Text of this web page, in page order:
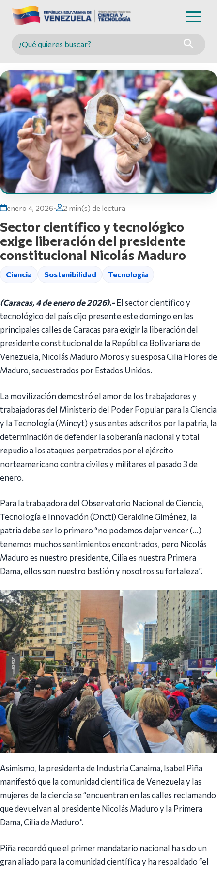
Buscar en MINCYT
enero 4, 2026• 2 min(s) de lectura
Sector científico y tecnológico
exige liberación del presidente
constitucional Nicolás Maduro
Ciencia Sostenibilidad Tecnología
(Caracas, 4 de enero de 2026).-El sector científico y
tecnológico del país dijo presente este domingo en las
principales calles de Caracas para exigir la liberación del
presidente constitucional de la República Bolivariana de
Venezuela, Nicolás Maduro Moros y su esposa Cilia Flores de
Maduro, secuestrados por Estados Unidos.
La movilización demostró el amor de los trabajadores y
trabajadoras del Ministerio del Poder Popular para la Ciencia
y la Tecnología (Mincyt) y sus entes adscritos por la patria, la
determinación de defender la soberanía nacional y total
repudio a los ataques perpetrados por el ejército
norteamericano contra civiles y militares el pasado 3 de
enero.
Para la trabajadora del Observatorio Nacional de Ciencia,
Tecnología e Innovación (Oncti) Geraldine Giménez, la
patria debe ser lo primero “no podemos dejar vencer (…)
tenemos muchos sentimientos encontrados, pero Nicolás
Maduro es nuestro presidente, Cilia es nuestra Primera
Dama, ellos son nuestro bastión y nosotros su fortaleza”.
Asimismo, la presidenta de Industria Canaima, Isabel Piña
manifestó que la comunidad científica de Venezuela y las
mujeres de la ciencia se “encuentran en las calles reclamando
que devuelvan al presidente Nicolás Maduro y la Primera
Dama, Cilia de Maduro”.
Piña recordó que el primer mandatario nacional ha sido un
gran aliado para la comunidad científica y ha respaldado “el